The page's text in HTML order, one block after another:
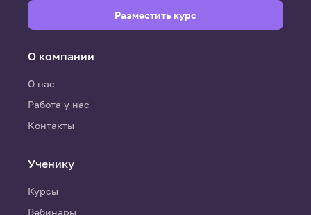
О компании
О нас
Работа у нас
Контакты
Ученику
Курсы
Вебинары
Разместить курс